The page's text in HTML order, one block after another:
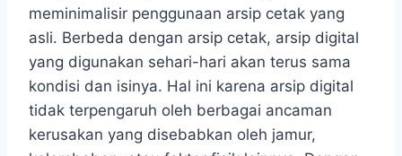
meminimalisir penggunaan arsip cetak yang
asli. Berbeda dengan arsip cetak, arsip digital
yang digunakan sehari-hari akan terus sama
kondisi dan isinya. Hal ini karena arsip digital
tidak terpengaruh oleh berbagai ancaman
kerusakan yang disebabkan oleh jamur,